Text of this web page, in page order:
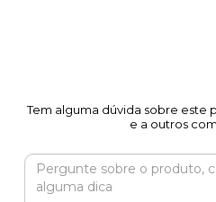
Tem alguma dúvida sobre este
e a outros